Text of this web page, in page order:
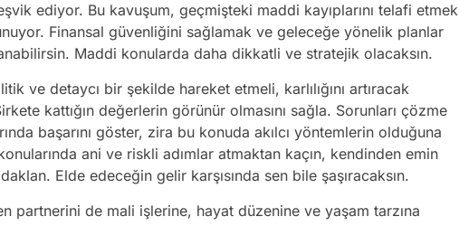
ediyor. Bu kavuşum, geçmişteki maddi kayıplarını telafi etmek
Finansal güvenliğini sağlamak ve geleceğe yönelik planlar
Maddi konularda daha dikkatli ve stratejik olacaksın.
ve detaycı bir şekilde hareket etmeli, karlılığını artıracak
kattığın değerlerin görünür olmasını sağla. Sorunları çözme
başarını göster, zira bu konuda akılcı yöntemlerin olduğuna
ani ve riskli adımlar atmaktan kaçın, kendinden emin
Elde edeceğin gelir karşısında sen bile şaşıracaksın.
partnerini de mali işlerine, hayat düzenine ve yaşam tarzına